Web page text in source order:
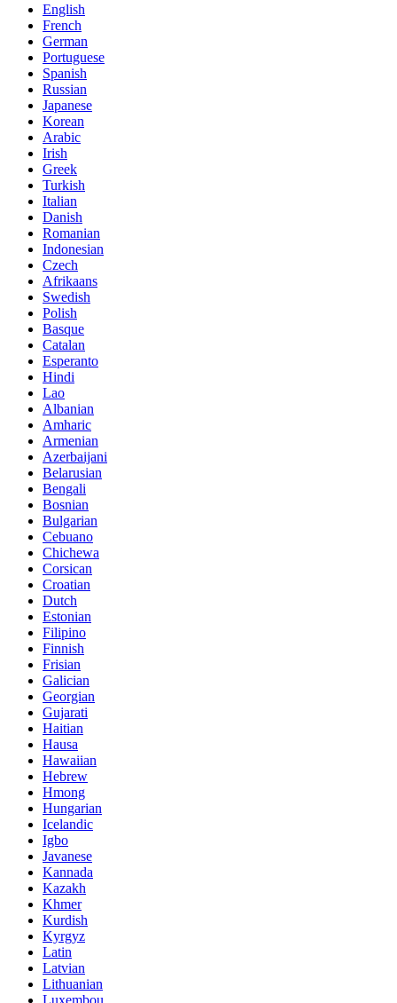
English
French
German
Portuguese
Spanish
Russian
Japanese
Korean
Arabic
Irish
Greek
Turkish
Italian
Danish
Romanian
Indonesian
Czech
Afrikaans
Swedish
Polish
Basque
Catalan
Esperanto
Hindi
Lao
Albanian
Amharic
Armenian
Azerbaijani
Belarusian
Bengali
Bosnian
Bulgarian
Cebuano
Chichewa
Corsican
Croatian
Dutch
Estonian
Filipino
Finnish
Frisian
Galician
Georgian
Gujarati
Haitian
Hausa
Hawaiian
Hebrew
Hmong
Hungarian
Icelandic
Igbo
Javanese
Kannada
Kazakh
Khmer
Kurdish
Kyrgyz
Latin
Latvian
Lithuanian
Luxembou..